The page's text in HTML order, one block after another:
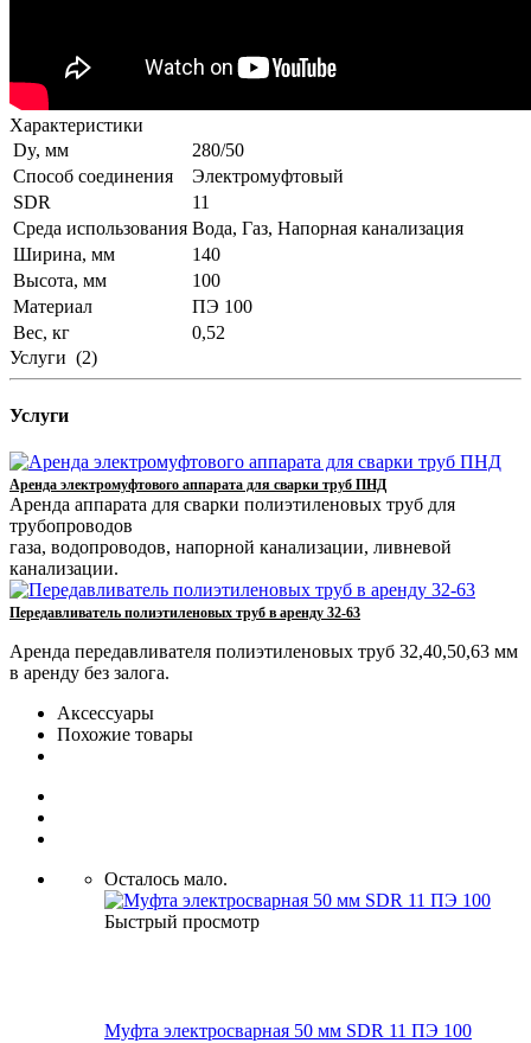
Характеристики
Dy, мм
280/50
Способ соединения
Электромуфтовый
SDR
11
Среда использования Вода, Газ, Напорная канализация
Ширина, мм
140
Высота, мм
100
Материал
ПЭ 100
Вес, кг
0,52
Услуги (2)
Услуги
Аренда электромуфтового аппарата для сварки труб ПНД
Аренда аппарата для сварки полиэтиленовых труб для
трубопроводов
газа, водопроводов, напорной канализации, ливневой
канализации.
Передавливатель полиэтиленовых труб в аренду 32-63
Аренда передавливателя полиэтиленовых труб 32,40,50,63 мм
в аренду без залога.
Аксессуары
Похожие товары
Осталось мало.
Быстрый просмотр
Муфта электросварная 50 мм SDR 11 ПЭ 100